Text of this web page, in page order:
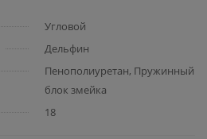
Угловой
Дельфин
Пенополиуретан, Пружинный
блок змейка
18